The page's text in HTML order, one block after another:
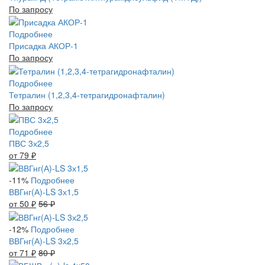
По запросу
Подробнее
Присадка АКОР-1
По запросу
Подробнее
Тетралин (1,2,3,4-тетрагидронафталин)
По запросу
Подробнее
ПВС 3х2,5
от 79 ₽
-11% Подробнее
ВВГнг(А)-LS 3х1,5
от 50 ₽ 56₽
-12% Подробнее
ВВГнг(А)-LS 3х2,5
от 71 ₽ 80₽